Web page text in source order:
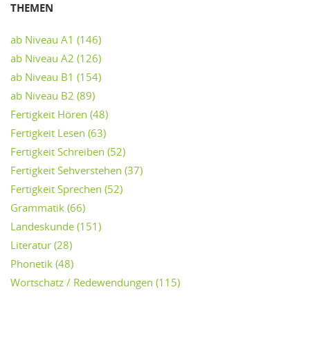
THEMEN
ab Niveau A1 (146)
ab Niveau A2 (126)
ab Niveau B1 (154)
ab Niveau B2 (89)
Fertigkeit Hören (48)
Fertigkeit Lesen (63)
Fertigkeit Schreiben (52)
Fertigkeit Sehverstehen (37)
Fertigkeit Sprechen (52)
Grammatik (66)
Landeskunde (151)
Literatur (28)
Phonetik (48)
Wortschatz / Redewendungen (115)